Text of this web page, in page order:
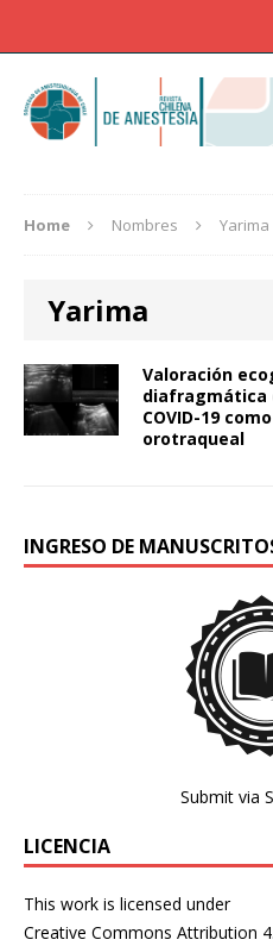
Home Nombres Yarima
Yarima
Valoración
diafragmática
COVID-19
orotraqueal
INGRESO DE
Submit via
LICENCIA
This work is licensed under
Creative Commons Attribution